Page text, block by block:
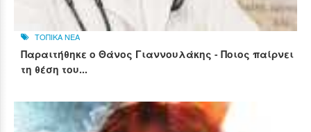
ΤΟΠΙΚΑ ΝΕΑ
Παραιτήθηκε ο Θάνος Γιαννουλάκης - Ποιος παίρνει
τη θέση του...